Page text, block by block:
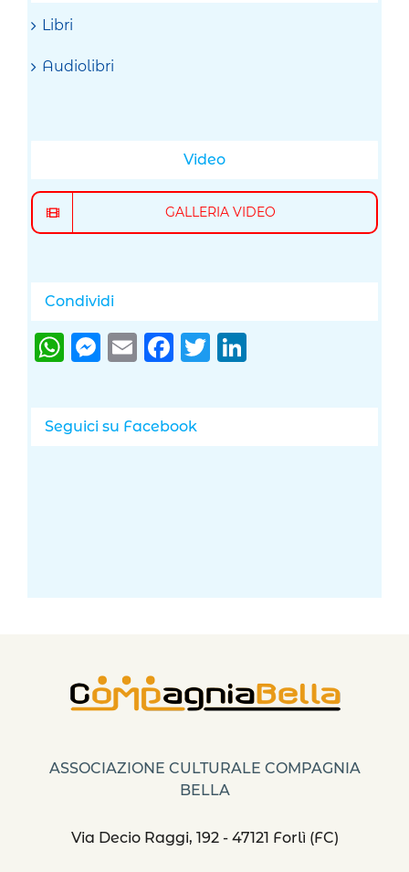
Libri
Audiolibri
Video
GALLERIA VIDEO
Condividi
WhatsApp
Messenger
Email
Facebook
Twitter
Seguici su Facebook
ASSOCIAZIONE CULTURALE COMPAGNIA
BELLA
Via Decio Raggi, 192 - 47121 Forlì (FC)